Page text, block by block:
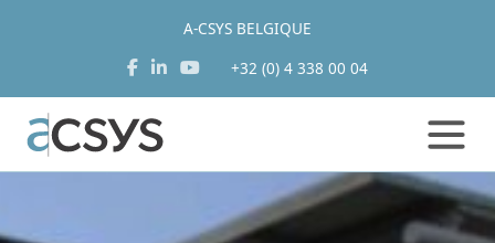
Aller
contenu
A-CSYS BELGIQUE
+32 (0) 4 338 00 04